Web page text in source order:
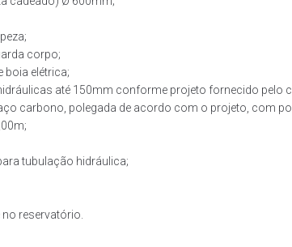
corpo;
boia elétrica;
até 150mm conforme projeto fornecido pelo
carbono, polegada de acordo com o projeto, com
tubulação hidráulica;
reservatório.